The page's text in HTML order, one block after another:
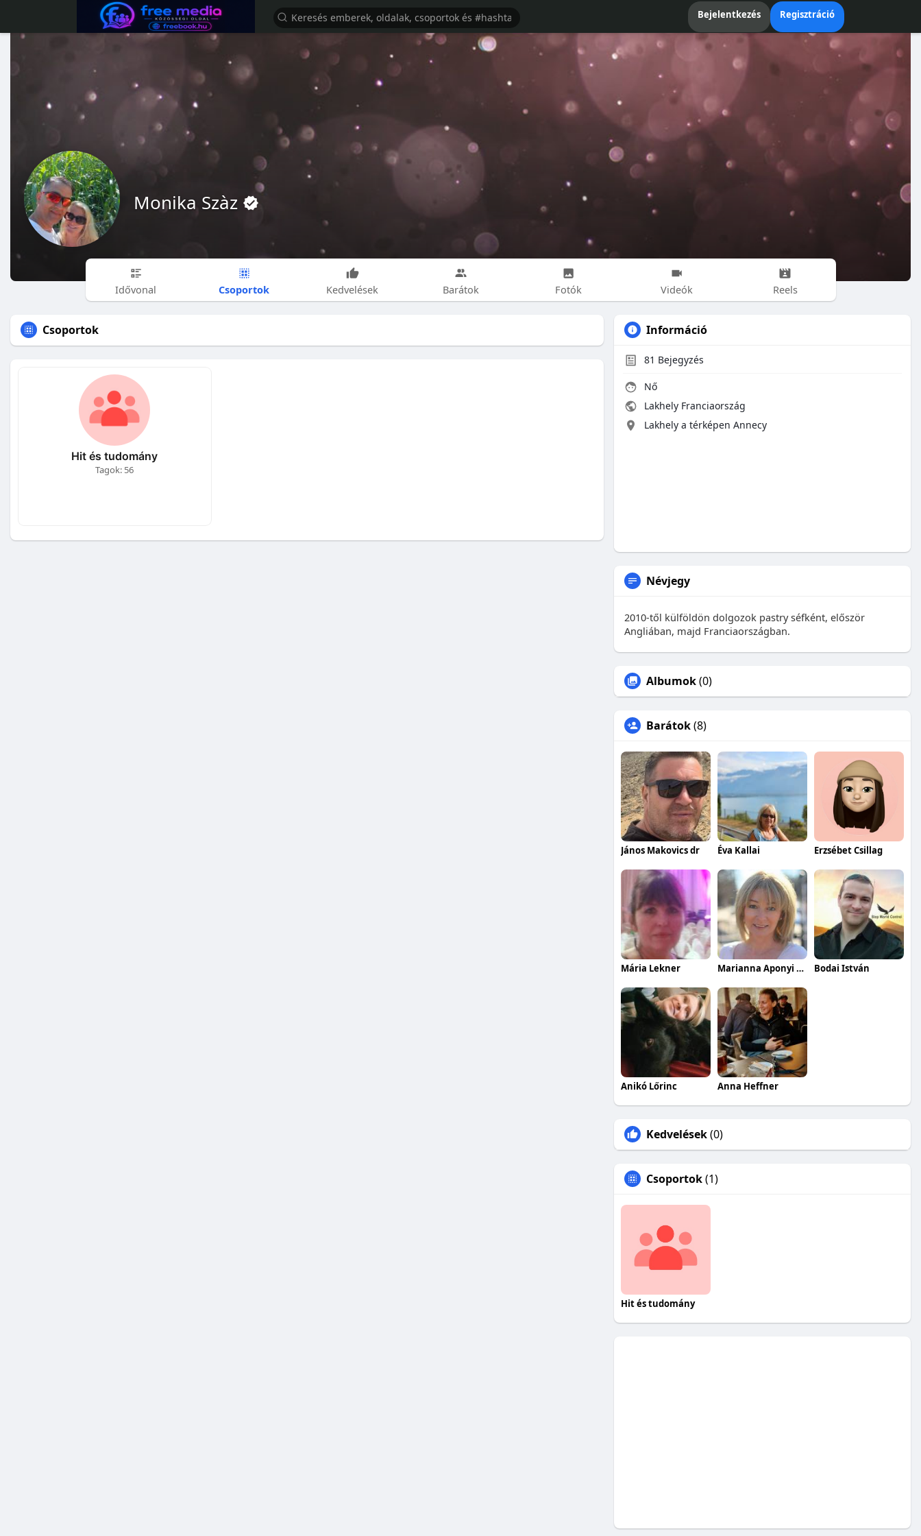
Bejelentkezés Regisztráció
Monika Szàz
Idővonal Csoportok Kedvelések Barátok Fotók Videók Reels
Csoportok
Hit és tudomány
Tagok: 56
Információ
81 Bejegyzés
Nő
Lakhely Franciaország
Lakhely a térképen Annecy
Névjegy
2010-től külföldön dolgozok pastry séfként, először
Angliában, majd Franciaországban.
Albumok(0)
Barátok(8)
János Makovics dr Éva Kallai Erzsébet Csillag
Mária Lekner Marianna Aponyi Nagy Bodai István
Anikó Lőrinc Anna Heffner
Kedvelések(0)
Csoportok(1)
Hit és tudomány